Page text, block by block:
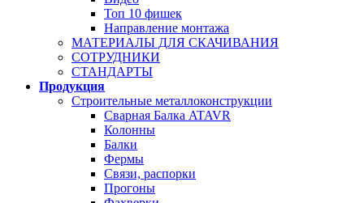
Топ 10 фишек
Направление монтажа
МАТЕРИАЛЫ ДЛЯ СКАЧИВАНИЯ
СОТРУДНИКИ
СТАНДАРТЫ
Продукция
Строительные металлоконструкции
Сварная Балка ATAVR
Колонны
Балки
Фермы
Связи, распорки
Прогоны